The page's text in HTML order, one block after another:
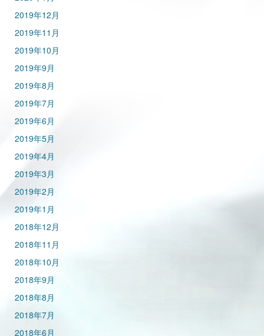
2019年12月
2019年11月
2019年10月
2019年9月
2019年8月
2019年7月
2019年6月
2019年5月
2019年4月
2019年3月
2019年2月
2019年1月
2018年12月
2018年11月
2018年10月
2018年9月
2018年8月
2018年7月
2018年6月